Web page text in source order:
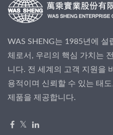
WAS SHENG는 1985년에 설
체로서, 우리의 핵심 가치는
니다. 전 세계의 고객 지원을
용적이며 신뢰할 수 있는 태
제품을 제공합니다.